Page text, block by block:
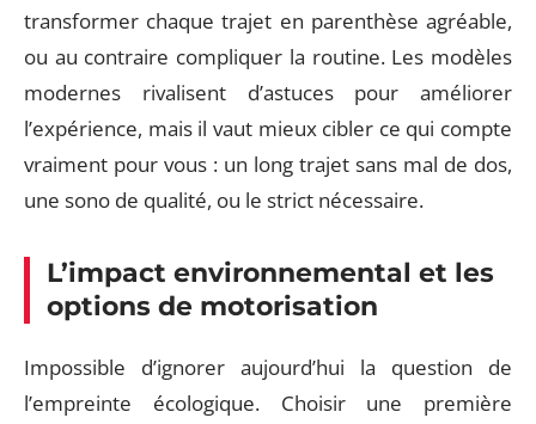
transformer chaque trajet en parenthèse agréable,
ou au contraire compliquer la routine. Les modèles
modernes rivalisent d’astuces pour améliorer
l’expérience, mais il vaut mieux cibler ce qui compte
vraiment pour vous : un long trajet sans mal de dos,
une sono de qualité, ou le strict nécessaire.
L’impact environnemental et les
options de motorisation
Impossible d’ignorer aujourd’hui la question de
l’empreinte écologique. Choisir une première